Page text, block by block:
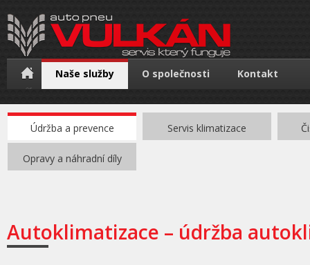
Naše služby O společnosti Kontakt
Údržba a prevence Servis klimatizace
Opravy a náhradní díly
Autoklimatizace – údržba